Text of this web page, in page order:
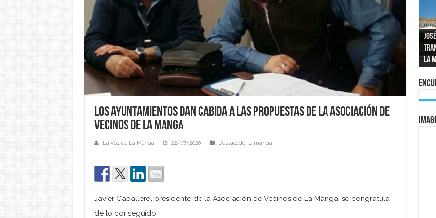
Los ayuntamientos dan cabida a las propuestas de la Asociación de
Vecinos de La Manga
La Voz de La Manga 22/07/2020 Destacado, la manga
Javier Caballero, presidente de la Asociación de Vecinos de La Manga, se congratula
de lo conseguido;
La
La
El
al